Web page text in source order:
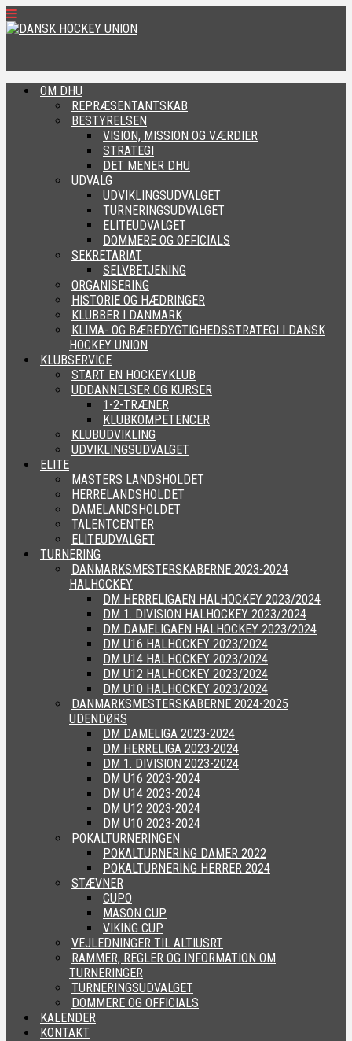
OM DHU
REPRÆSENTANTSKAB
BESTYRELSEN
VISION, MISSION OG VÆRDIER
STRATEGI
DET MENER DHU
UDVALG
UDVIKLINGSUDVALGET
TURNERINGSUDVALGET
ELITEUDVALGET
DOMMERE OG OFFICIALS
SEKRETARIAT
SELVBETJENING
ORGANISERING
HISTORIE OG HÆDRINGER
KLUBBER I DANMARK
KLIMA- OG BÆREDYGTIGHEDSSTRATEGI I DANSK
HOCKEY UNION
KLUBSERVICE
START EN HOCKEYKLUB
UDDANNELSER OG KURSER
1-2-TRÆNER
KLUBKOMPETENCER
KLUBUDVIKLING
UDVIKLINGSUDVALGET
ELITE
MASTERS LANDSHOLDET
HERRELANDSHOLDET
DAMELANDSHOLDET
TALENTCENTER
ELITEUDVALGET
TURNERING
DANMARKSMESTERSKABERNE 2023-2024
HALHOCKEY
DM HERRELIGAEN HALHOCKEY 2023/2024
DM 1. DIVISION HALHOCKEY 2023/2024
DM DAMELIGAEN HALHOCKEY 2023/2024
DM U16 HALHOCKEY 2023/2024
DM U14 HALHOCKEY 2023/2024
DM U12 HALHOCKEY 2023/2024
DM U10 HALHOCKEY 2023/2024
DANMARKSMESTERSKABERNE 2024-2025
UDENDØRS
DM DAMELIGA 2023-2024
DM HERRELIGA 2023-2024
DM 1. DIVISION 2023-2024
DM U16 2023-2024
DM U14 2023-2024
DM U12 2023-2024
DM U10 2023-2024
POKALTURNERINGEN
POKALTURNERING DAMER 2022
POKALTURNERING HERRER 2024
STÆVNER
CUPO
MASON CUP
VIKING CUP
VEJLEDNINGER TIL ALTIUSRT
RAMMER, REGLER OG INFORMATION OM
TURNERINGER
TURNERINGSUDVALGET
DOMMERE OG OFFICIALS
KALENDER
KONTAKT